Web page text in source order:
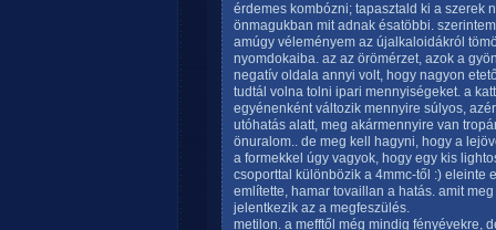
érdemes kombózni; tapasztald ki a szerek
önmagukban mit adnak ésatöbbi.
amúgy véleményem az újalkaloidákról
nyomdokaiba. az az örömérzet, azok a
negatív oldala annyi volt, hogy nagyon
tudtál volna tolni ipari mennyiségeket. a
egyénenként változik mennyire súlyos,
utóhatás alatt, meg akármennyire van
önuralom.. de meg kell hagyni, hogy a
a formekkel úgy vagyok, hogy egy kis
csoporttal különbözik a 4mmc-től :) eleinte
említette, hamar tovaillan a hatás. amit
jelentkezik az a megfeszülés.
metilon. a mefftől még mindig fényévekre,